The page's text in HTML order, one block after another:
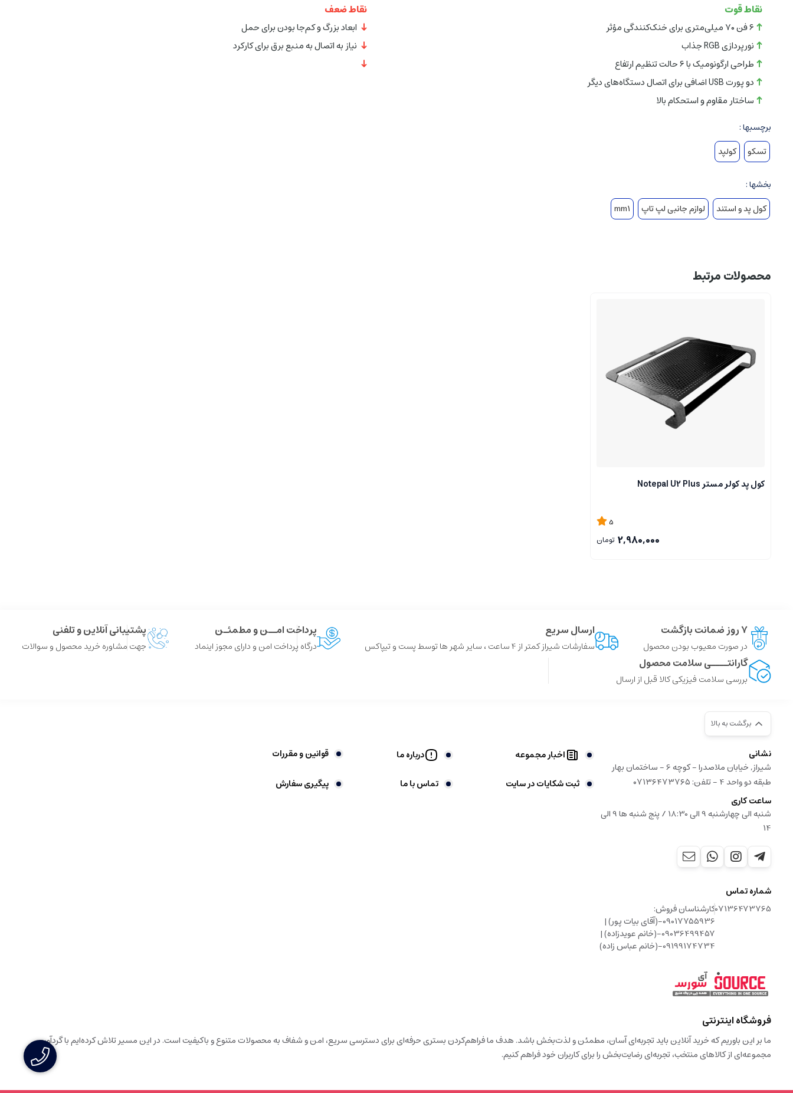
نقاط قوت
۶ فن ۷۰ میلی‌متری برای خنک‌کنندگی مؤثر
نورپردازی RGB جذاب
طراحی ارگونومیک با ۶ حالت تنظیم ارتفاع
دو پورت USB اضافی برای اتصال دستگاه‌های دیگر
ساختار مقاوم و استحکام بالا
نقاط ضعف
ابعاد بزرگ و کم‌جا بودن برای حمل
نیاز به اتصال به منبع برق برای کارکرد
برچسبها :
تسکو
کولپد
بخشها :
کول پد و استند
لوازم جانبی لپ تاپ mm1
محصولات مرتبط
کول پد کولر مستر Notepal U2 Plus
5
2,980,000 تومان
۷ روز ضمانت بازگشت
در صورت معیوب بودن محصول
ارسال سریع
سفارشات شیراز کمتر از 4 ساعت ، سایر شهر ها توسط پست و تیپاکس
پرداخت امــن و مطمئـن
درگاه پرداخت امن و دارای مجوز اینماد
پشتیبانی آنلاین و تلفنی
جهت مشاوره خرید محصول و سوالات
گارانتــــی سلامت محصول
بررسی سلامت فیزیکی کالا قبل از ارسال
برگشت به بالا
نشانی
شیراز, خیابان ملاصدرا - کوچه 6 - ساختمان بهار
طبقه دو واحد 4 - تلفن: ۰۷۱۳۶۴۷۳۷۶۵
ساعت کاری
شنبه الی چهارشنبه 9 الی 18:30 / پنج شنبه ها 9 الی
14
شماره تماس
07136473765کارشناسان فروش:
09017755936-(آقای بیات پور) |
09036499457-(خانم عویدزاده) |
09199174734-(خانم عباس زاده)
اخبار مجموعه درباره ما قوانین و مقررات
ثبت شکایات در سایت تماس با ما پیگیری سفارش
فروشگاه اینترنتی
ما بر این باوریم که خرید آنلاین باید تجربه‌ای آسان، مطمئن و لذت‌بخش باشد. هدف ما فراهم‌کردن بستری حرفه‌ای برای دسترسی سریع، امن و شفاف به محصولات متنوع و باکیفیت است. در این مسیر تلاش کرده‌ایم با گردآوری
مجموعه‌ای از کالاهای منتخب، تجربه‌ای رضایت‌بخش را برای کاربران خود فراهم کنیم.